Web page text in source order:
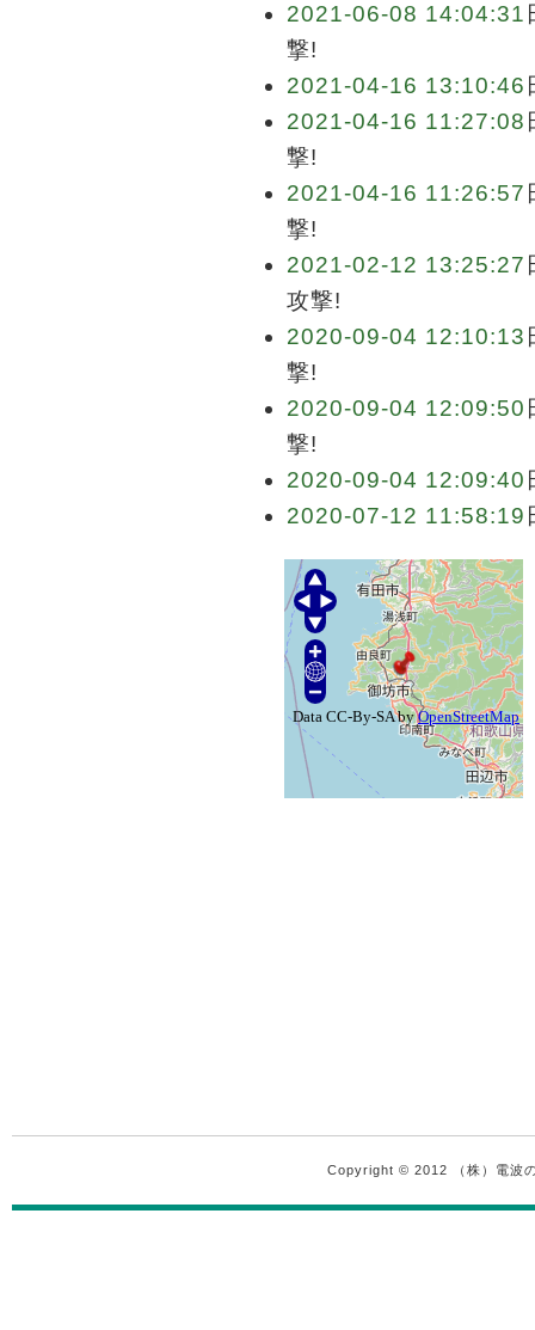
2021-06-08 14:04:31
撃!
2021-04-16 13:10:46
2021-04-16 11:27:08
撃!
2021-04-16 11:26:57
撃!
2021-02-12 13:25:27
攻撃!
2020-09-04 12:10:13
撃!
2020-09-04 12:09:50
撃!
2020-09-04 12:09:40
2020-07-12 11:58:19
Copyright © 2012 （株）電波